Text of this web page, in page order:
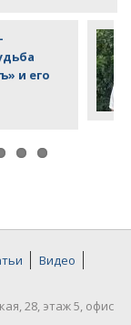
и его
Видео
28, этаж 5, офис